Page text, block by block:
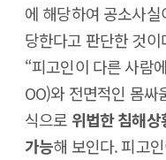
에 해당하여 공소사
당한다고 판단한 것
“피고인이 다른 사람
OO)와 전면적인 몸싸
식으로 위법한 침해
가능해 보인다. 피고